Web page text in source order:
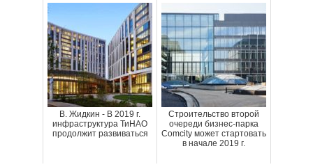
В. Жидкин - В 2019 г.
инфраструктура ТиНАО
продолжит развиваться
Строительство второй
очереди бизнес-парка
Comcity может стартовать
в начале 2019 г.